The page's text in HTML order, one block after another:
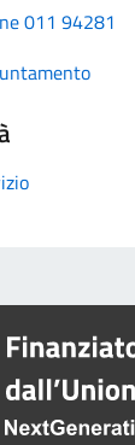
011 94281